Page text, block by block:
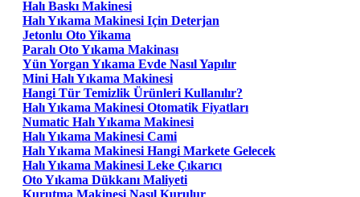
Halı Baskı Makinesi
Halı Yıkama Makinesi Için Deterjan
Jetonlu Oto Yikama
Paralı Oto Yıkama Makinası
Yün Yorgan Yıkama Evde Nasıl Yapılır
Mini Halı Yıkama Makinesi
Hangi Tür Temizlik Ürünleri Kullanılır?
Halı Yıkama Makinesi Otomatik Fiyatları
Numatic Halı Yıkama Makinesi
Halı Yıkama Makinesi Cami
Halı Yıkama Makinesi Hangi Markete Gelecek
Halı Yıkama Makinesi Leke Çıkarıcı
Oto Yıkama Dükkanı Maliyeti
Kurutma Makinesi Nasıl Kurulur